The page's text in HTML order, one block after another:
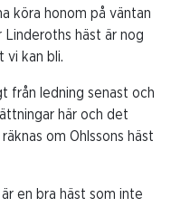
köra honom på väntan
Linderoths häst är nog
vi kan bli.
från ledning senast och
här och det
om Ohlssons häst
en bra häst som inte